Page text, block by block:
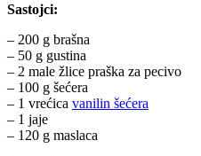
Sastojci:
– 200 g brašna
– 50 g gustina
– 2 male žlice praška za pecivo
– 100 g šećera
– 1 vrećica vanilin šećera
– 1 jaje
– 120 g maslaca